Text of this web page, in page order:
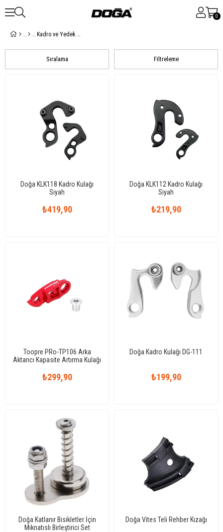
0
Kadro ve Yedek Parçaları
Filtreleme
Sıralama
Doğa KLK118 Kadro Kulağı
Siyah
₺419,90
Doğa KLK112 Kadro Kulağı
Siyah
₺219,90
Toopre PRo-TP106 Arka
Aktarıcı Kapasite Artırma Kulağı
₺299,90
Doğa Kadro Kulağı DG-111
₺199,90
Doğa Katlanır Bisikletler İçin
Mıknatıslı Birleştirici Set
Doğa Vites Teli Rehber Kızağı